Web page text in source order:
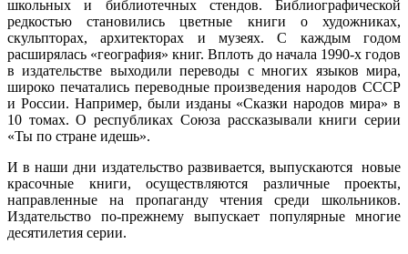
школьных и библиотечных стендов. Библиографической
редкостью становились цветные книги о художниках,
скульпторах, архитекторах и музеях. С каждым годом
расширялась «география» книг. Вплоть до начала 1990-х годов
в издательстве выходили переводы с многих языков мира,
широко печатались переводные произведения народов СССР
и России. Например, были изданы «Сказки народов мира» в
10 томах. О республиках Союза рассказывали книги серии
«Ты по стране идешь».
И в наши дни издательство развивается, выпускаются новые
красочные книги, осуществляются различные проекты,
направленные на пропаганду чтения среди школьников.
Издательство по-прежнему выпускает популярные многие
десятилетия серии.